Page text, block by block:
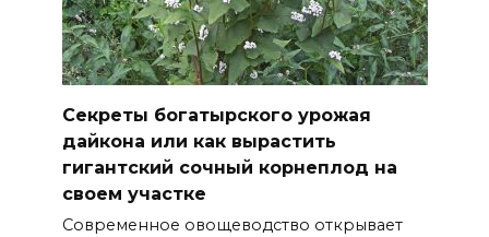
Секреты богатырского урожая
дайкона или как вырастить
гигантский сочный корнеплод на
своем участке
Современное овощеводство открывает